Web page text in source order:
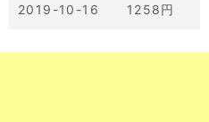
2019-10-16 1258円